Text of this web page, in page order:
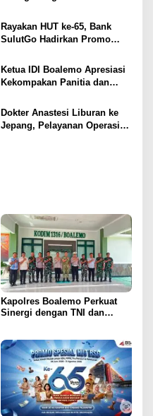
Silaturahmi
Rayakan HUT ke-65, Bank
SulutGo Hadirkan Promo
ASN, PPPK, dan Pensiunan
Ketua IDI Boalemo Apresiasi
Kekompakan Panitia dan
pada HBDI ke-118
Dokter Anastesi Liburan ke
Jepang, Pelayanan Operasi
Kapolres Boalemo Perkuat
Sinergi dengan TNI dan